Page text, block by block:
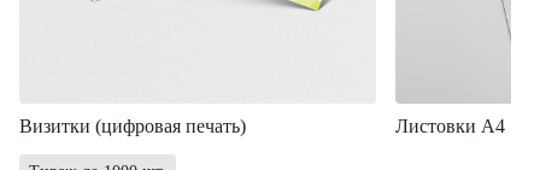
Визитки (цифровая печать) Листовки A4